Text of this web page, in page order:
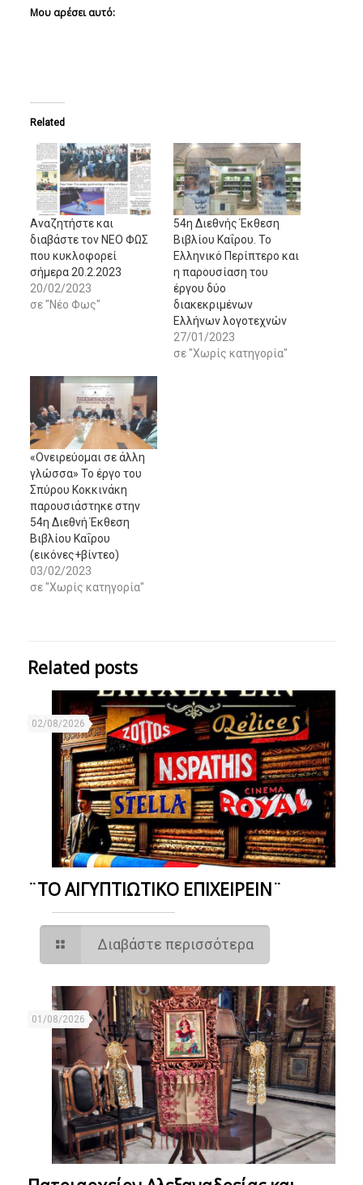
Μου αρέσει αυτό:
Related
Αναζητήστε και
διαβάστε τον ΝΕΟ ΦΩΣ
που κυκλοφορεί
σήμερα 20.2.2023
20/02/2023
σε "Νέο Φως"
54η Διεθνής Έκθεση
Βιβλίου Καΐρου. Το
Ελληνικό Περίπτερο και
η παρουσίαση του
έργου δύο
διακεκριμένων
Ελλήνων λογοτεχνών
27/01/2023
σε "Χωρίς κατηγορία"
«Ονειρεύομαι σε άλλη
γλώσσα» Το έργο του
Σπύρου Κοκκινάκη
παρουσιάστηκε στην
54η Διεθνή Έκθεση
Βιβλίου Καΐρου
(εικόνες+βίντεο)
03/02/2023
σε "Χωρίς κατηγορία"
Related posts
02/08/2026
¨ΤΟ ΑΙΓΥΠΤΙΩΤΙΚΟ ΕΠΙΧΕΙΡΕΙΝ¨
Διαβάστε περισσότερα
01/08/2026